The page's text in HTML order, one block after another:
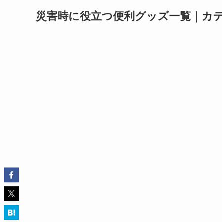
災害時に役立つ便利グッズ一覧｜カ